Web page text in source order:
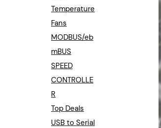
Temperature
Fans
MODBUS/eb
mBUS
SPEED
CONTROLLE
R
Top Deals
USB to Serial